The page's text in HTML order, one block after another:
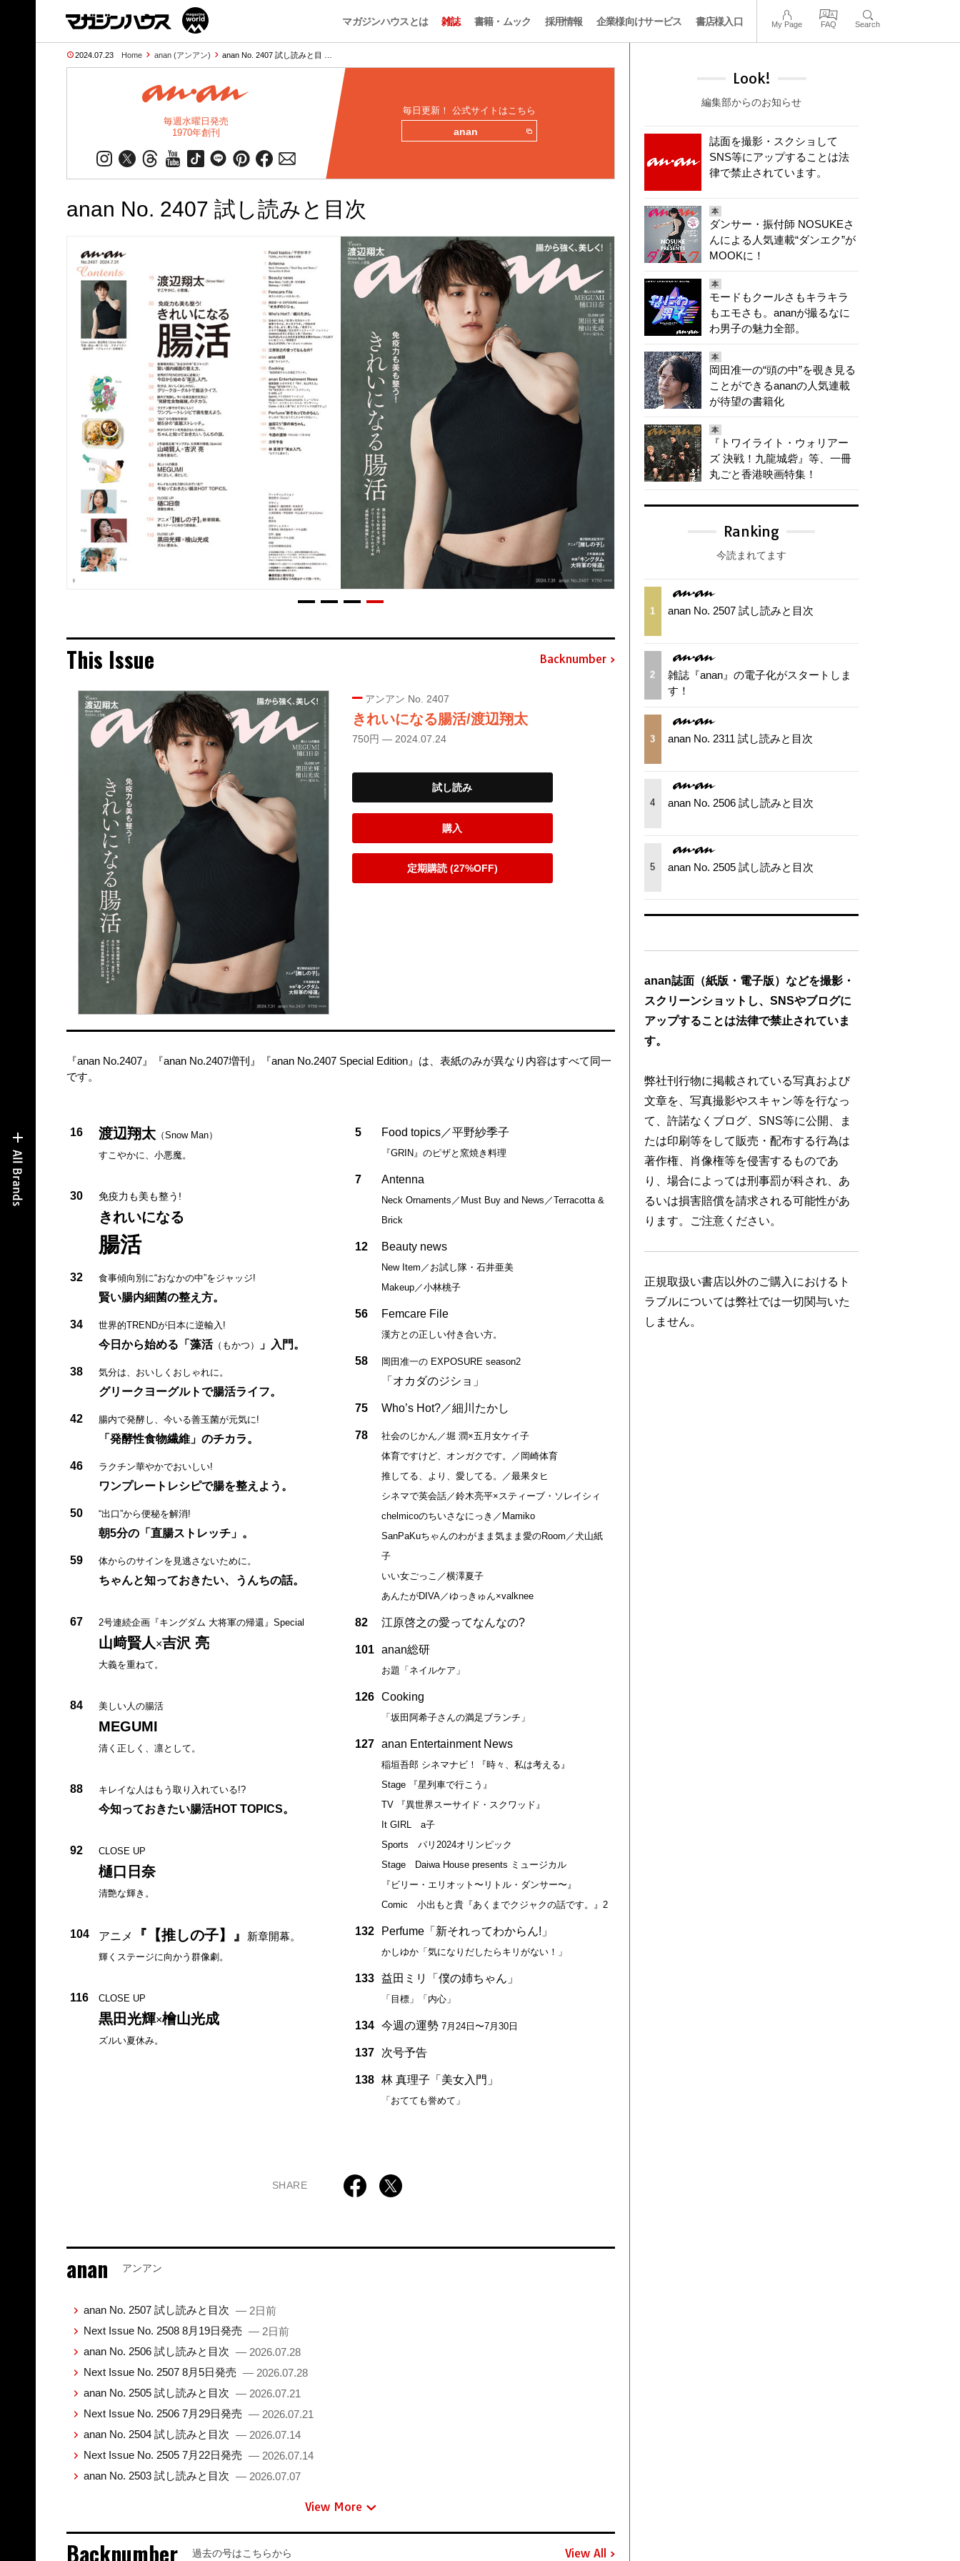
マガジンハウスとは 雑誌 書籍・ムック 採用情報 企業様向けサービス 書店様入口 My Page FAQ Search
2024.07.23 Home anan (アンアン) anan No. 2407 試し読みと目 …
毎週水曜日発売
1970年創刊
毎日更新！ 公式サイトはこちら
anan
anan No. 2407 試し読みと目次
This Issue Backnumber
アンアン No. 2407
きれいになる腸活/渡辺翔太
750円 — 2024.07.24
試し読み
購入
定期購読 (27%OFF)
『anan No.2407』『anan No.2407増刊』『anan No.2407 Special Edition』は、表紙のみが異なり内容はすべて同一
です。
16 渡辺翔太（Snow Man）
すこやかに、小悪魔。
30 免疫力も美も整う!
きれいになる
腸活
32 食事傾向別に“おなかの中”をジャッジ!
賢い腸内細菌の整え方。
34 世界的TRENDが日本に逆輸入!
今日から始める「藻活（もかつ） 」入門。
38 気分は、おいしくおしゃれに。
グリークヨーグルトで腸活ライフ。
42 腸内で発酵し、今いる善玉菌が元気に!
「発酵性食物繊維」のチカラ。
46 ラクチン華やかでおいしい!
ワンプレートレシピで腸を整えよう。
50 “出口”から便秘を解消!
朝5分の「直腸ストレッチ」。
59 体からのサインを見逃さないために。
ちゃんと知っておきたい、うんちの話。
67 2号連続企画『キングダム 大将軍の帰還』Special
山﨑賢人 ×吉沢 亮
大義を重ねて。
84 美しい人の腸活
MEGUMI
清く正しく、凛として。
88 キレイな人はもう取り入れている!?
今知っておきたい腸活HOT TOPICS。
92 CLOSE UP
樋口日奈
清艶な輝き。
104 アニメ 『【推しの子】』 新章開幕。
輝くステージに向かう群像劇。
116 CLOSE UP
黒田光輝×檜山光成
ズルい夏休み。
5 Food topics／平野紗季子
『GRIN』のピザと窯焼き料理
7 Antenna
Neck Ornaments／Must Buy and News／Terracotta &
Brick
12 Beauty news
New Item／お試し隊・石井亜美
Makeup／小林桃子
56 Femcare File
漢方との正しい付き合い方。
58 岡田准一の EXPOSURE season2
「オカダのジショ」
75 Who’s Hot?／細川たかし
78
社会のじかん／堀 潤×五月女ケイ子
体育ですけど、オンガクです。／岡崎体育
推してる、より、愛してる。／最果タヒ
シネマで英会話／鈴木亮平×スティーブ・ソレイシィ
chelmicoのちいさなにっき／Mamiko
SanPaKuちゃんのわがまま気まま愛のRoom／犬山紙
子
いい女ごっこ／横澤夏子
あんたがDIVA／ゆっきゅん×valknee
82 江原啓之の愛ってなんなの?
101 anan総研
お題「ネイルケア」
126 Cooking
「坂田阿希子さんの満足ブランチ」
127 anan Entertainment News
稲垣吾郎 シネマナビ！『時々、私は考える』
Stage 『星列車で行こう』
TV 『異世界スーサイド・スクワッド』
It GIRL a子
Sports パリ2024オリンピック
Stage Daiwa House presents ミュージカル
『ビリー・エリオット〜リトル・ダンサー〜』
Comic 小出もと貴『あくまでクジャクの話です。』2
132 Perfume「新それってわからん!」
かしゆか「気になりだしたらキリがない！」
133 益田ミリ「僕の姉ちゃん」
「目標」「内心」
134 今週の運勢 7月24日〜7月30日
137 次号予告
138 林 真理子「美女入門」
「おてても誉めて」
SHARE
anan アンアン
anan No. 2507 試し読みと目次 — 2日前
Next Issue No. 2508 8月19日発売 — 2日前
anan No. 2506 試し読みと目次 — 2026.07.28
Next Issue No. 2507 8月5日発売 — 2026.07.28
anan No. 2505 試し読みと目次 — 2026.07.21
Next Issue No. 2506 7月29日発売 — 2026.07.21
anan No. 2504 試し読みと目次 — 2026.07.14
Next Issue No. 2505 7月22日発売 — 2026.07.14
anan No. 2503 試し読みと目次 — 2026.07.07
View More
Backnumber 過去の号はこちらから View All
Look!
編集部からのお知らせ
誌面を撮影・スクショして
SNS等にアップすることは法
律で禁止されています。
本
ダンサー・振付師 NOSUKEさ
んによる人気連載“ダンエク”が
MOOKに！
本
モードもクールさもキラキラ
もエモさも。ananが撮るなに
わ男子の魅力全部。
本
岡田准一の“頭の中”を覗き見る
ことができるananの人気連載
が待望の書籍化
本
『トワイライト・ウォリアー
ズ 決戦！九龍城砦』等、一冊
丸ごと香港映画特集！
Ranking
今読まれてます
1 anan No. 2507 試し読みと目次
2
雑誌『anan』の電子化がスタートしま
す！
3 anan No. 2311 試し読みと目次
4 anan No. 2506 試し読みと目次
5 anan No. 2505 試し読みと目次
anan誌面（紙版・電子版）などを撮影・
スクリーンショットし、SNSやブログに
アップすることは法律で禁止されていま
す。
弊社刊行物に掲載されている写真および
文章を、写真撮影やスキャン等を行なっ
て、許諾なくブログ、SNS等に公開、ま
たは印刷等をして販売・配布する行為は
著作権、肖像権等を侵害するものであ
り、場合によっては刑事罰が科され、あ
るいは損害賠償を請求される可能性があ
ります。ご注意ください。
正規取扱い書店以外のご購入におけるト
ラブルについては弊社では一切関与いた
しません。